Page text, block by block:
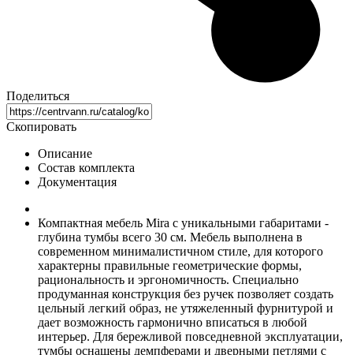
Поделиться
Скопировать
Описание
Состав комплекта
Документация
Компактная мебель Mira с уникальными габаритами -
глубина тумбы всего 30 см. Мебель выполнена в
современном минималистичном стиле, для которого
характерны правильные геометрические формы,
рациональность и эргономичность. Специально
продуманная конструкция без ручек позволяет создать
цельный легкий образ, не утяжеленный фурнитурой и
дает возможность гармонично вписаться в любой
интерьер. Для бережливой повседневной эксплуатации,
тумбы оснащены демпферами и дверными петлями с